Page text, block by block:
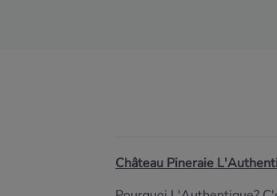
Château Pineraie